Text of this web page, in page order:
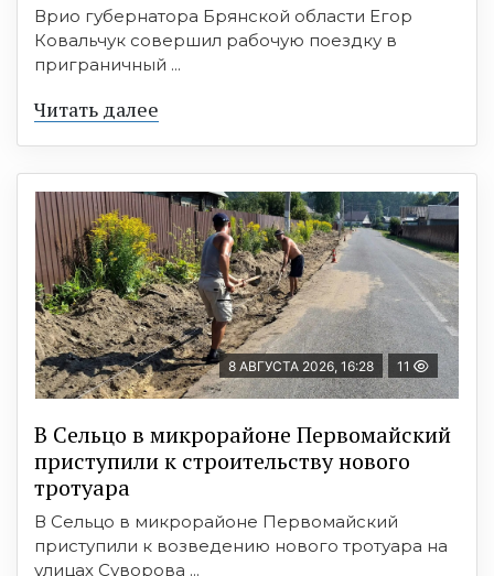
Врио губернатора Брянской области Егор
Ковальчук совершил рабочую поездку в
приграничный ...
Читать далее
8 АВГУСТА 2026, 16:28 11
В Сельцо в микрорайоне Первомайский
приступили к строительству нового
тротуара
В Сельцо в микрорайоне Первомайский
приступили к возведению нового тротуара на
улицах Суворова ...